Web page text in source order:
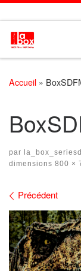
Passer au
Accueil »
par
dimensions 800 ×
Précédent